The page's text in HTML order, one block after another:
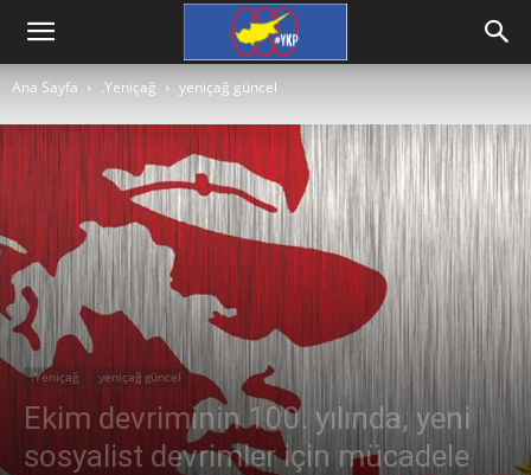
Ana Sayfa .Yeniçağ yeniçağ güncel
.Yeniçağ yeniçağ güncel
Ekim devriminin 100. yılında, yeni
sosyalist devrimler için mücadele